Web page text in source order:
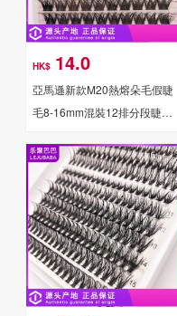
HK$ 14.0
亞馬遜新款M20熱熔朵毛假睫
毛8-16mm混裝12排分段睫毛